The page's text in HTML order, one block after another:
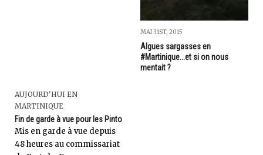
MAI 31ST, 2015
Algues sargasses en
#Martinique...et si on nous
mentait ?
AUJOURD'HUI EN
MARTINIQUE
Fin de garde à vue pour les Pinto
Mis en garde à vue depuis
48 heures au commissariat